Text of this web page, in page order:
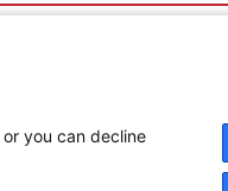
you can decline